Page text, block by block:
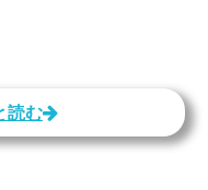
読む